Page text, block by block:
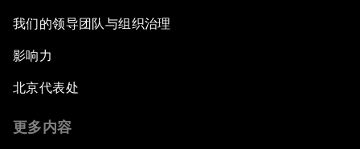
我们的领导团队与组织治理
影响力
北京代表处
更多内容